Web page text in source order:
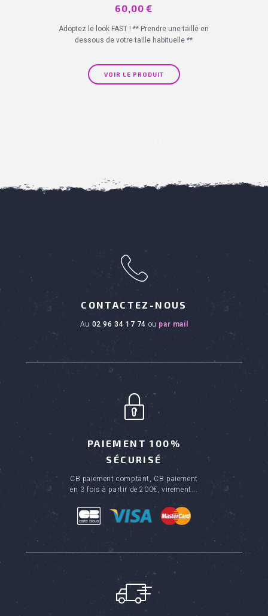
Prix
60,00 €
Adoptez le look FAST ! ** Prendre une taille en
dessous de votre taille habituelle **
VOIR LE PRODUIT
h
CONTACTEZ-NOUS
au 02 96 34 17 74 ou par mail
PAIEMENT 100%
SÉCURISÉ
CB paiement comptant, CB paiement
en 3 fois à partir de 200€, virement...